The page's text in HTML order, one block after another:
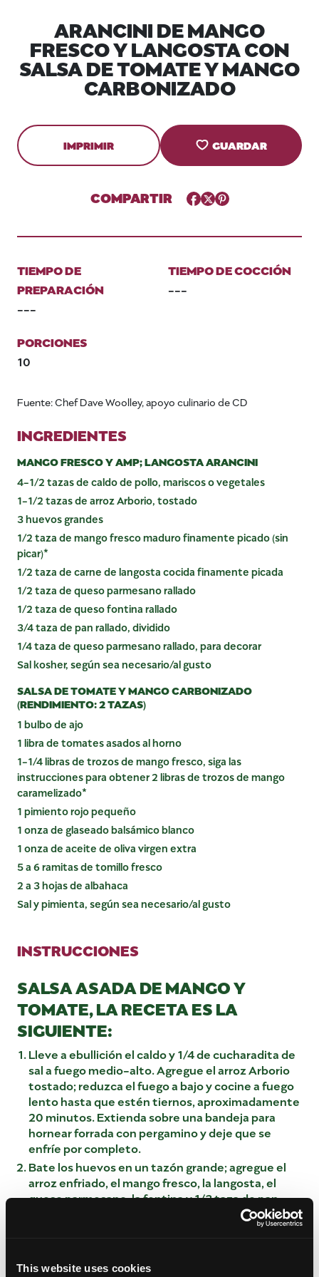
This website uses cookies
ARANCINI DE MANGO
FRESCO Y LANGOSTA CON
SALSA DE TOMATE Y MANGO
CARBONIZADO
IMPRIMIR GUARDAR
COMPARTIR Facebook
TwitterPinterest
TIEMPO DE
PREPARACIÓN
---
TIEMPO DE COCCIÓN
---
PORCIONES
10
Fuente: Chef Dave Woolley, apoyo culinario de CD
INGREDIENTES
MANGO FRESCO Y AMP; LANGOSTA ARANCINI
4-1/2 tazas de caldo de pollo, mariscos o vegetales
1-1/2 tazas de arroz Arborio, tostado
3 huevos grandes
1/2 taza de mango fresco maduro finamente picado (sin
picar)*
1/2 taza de carne de langosta cocida finamente picada
1/2 taza de queso parmesano rallado
1/2 taza de queso fontina rallado
3/4 taza de pan rallado, dividido
1/4 taza de queso parmesano rallado, para decorar
Sal kosher, según sea necesario/al gusto
SALSA DE TOMATE Y MANGO CARBONIZADO
(RENDIMIENTO: 2 TAZAS)
1 bulbo de ajo
1 libra de tomates asados ​​al horno
1-1/4 libras de trozos de mango fresco, siga las
instrucciones para obtener 2 libras de trozos de mango
caramelizado*
1 pimiento rojo pequeño
1 onza de glaseado balsámico blanco
1 onza de aceite de oliva virgen extra
5 a 6 ramitas de tomillo fresco
2 a 3 hojas de albahaca
Sal y pimienta, según sea necesario/al gusto
INSTRUCCIONES
SALSA ASADA DE MANGO Y
TOMATE, LA RECETA ES LA
SIGUIENTE:
Lleve a ebullición el caldo y 1/4 de cucharadita de
sal a fuego medio-alto. Agregue el arroz Arborio
tostado; reduzca el fuego a bajo y cocine a fuego
lento hasta que estén tiernos, aproximadamente
20 minutos. Extienda sobre una bandeja para
hornear forrada con pergamino y deje que se
enfríe por completo.
Bate los huevos en un tazón grande; agregue el
arroz enfriado, el mango fresco, la langosta, el
queso parmesano, la fontina y 1/3 taza de pan
rallado. Sazone esta mezcla con sal, al gusto.
Forme con la mezcla 10 bolas de 1-1/2 pulgadas
Pon el resto del pan rallado en un recipiente poco